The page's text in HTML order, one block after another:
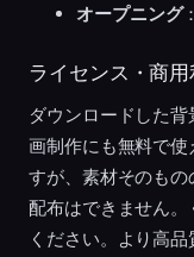
オープニング
ライセンス・商
ダウンロードした
画制作にも無料で
すが、素材そのも
配布はできません
ください。より高